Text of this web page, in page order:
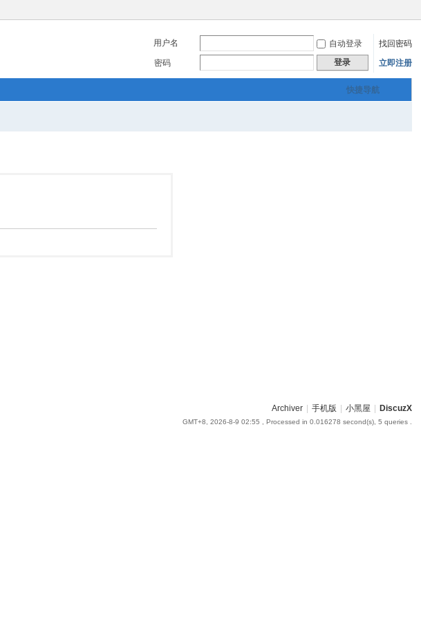
用户名 自动登录
找回密码
密码
登录 立即注册
快捷导航
Archiver 手机版 小黑屋 DiscuzX
GMT+8, 2026-8-9 02:55 , Processed in 0.016278 second(s), 5 queries .